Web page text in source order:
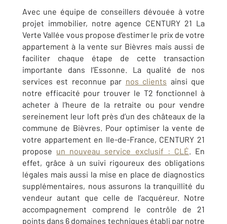
Avec une équipe de conseillers dévouée à votre
projet immobilier, notre agence CENTURY 21 La
Verte Vallée vous propose d’estimer le prix de votre
appartement à la vente sur Bièvres mais aussi de
faciliter chaque étape de cette transaction
importante dans l’Essonne. La qualité de nos
services est reconnue par nos clients ainsi que
notre efficacité pour trouver le T2 fonctionnel à
acheter à l’heure de la retraite ou pour vendre
sereinement leur loft près d’un des châteaux de la
commune de Bièvres. Pour optimiser la vente de
votre appartement en Ile-de-France, CENTURY 21
propose un nouveau service exclusif : CLÉ. En
effet, grâce à un suivi rigoureux des obligations
légales mais aussi la mise en place de diagnostics
supplémentaires, nous assurons la tranquillité du
vendeur autant que celle de l’acquéreur. Notre
accompagnement comprend le contrôle de 21
points dans 6 domaines techniques établi par notre